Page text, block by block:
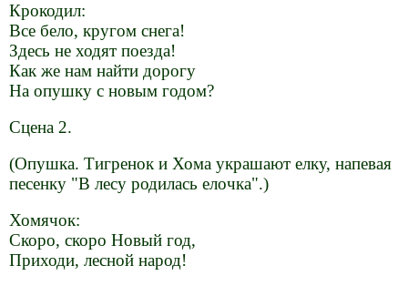
Крокодил:
Все бело, кругом снега!
Здесь не ходят поезда!
Как же нам найти дорогу
На опушку с новым годом?
Сцена 2.
(Опушка. Тигренок и Хома украшают елку, напевая
песенку "В лесу родилась елочка".)
Хомячок:
Скоро, скоро Новый год,
Приходи, лесной народ!